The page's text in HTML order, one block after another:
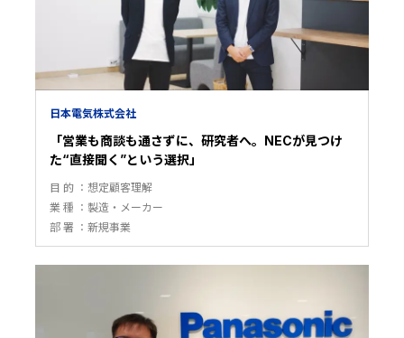
日本電気株式会社
「営業も商談も通さずに、研究者へ。NECが見つけ
た“直接聞く”という選択」
目 的
想定顧客理解
業 種
製造・メーカー
部 署
新規事業